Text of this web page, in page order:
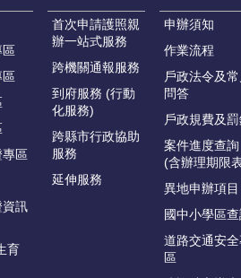
區
區
專區
資訊
育
首次申請護照親
辦一站式服務
跨機關通報服務
到府服務 (行動
化服務)
跨縣市行政協助
服務
延伸服務
申辦須知
作業流程
戶政法令及常
問答
戶政規費及
案件進度查詢
(含辦理期限
異地申辦項目
國中小學區查
道路交通安
區